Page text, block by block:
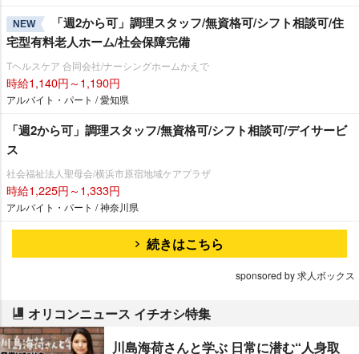
NEW
「週2から可」調理スタッフ/無資格可/シフト相談可/住
宅型有料老人ホーム/社会保障完備
Tヘルスケア 合同会社/ナーシングホームかえで
時給1,140円～1,190円
アルバイト・パート / 愛知県
「週2から可」調理スタッフ/無資格可/シフト相談可/デイサービ
ス
社会福祉法人聖母会/横浜市原宿地域ケアプラザ
時給1,225円～1,333円
アルバイト・パート / 神奈川県
続きはこちら
sponsored by 求人ボックス
オリコンニュース イチオシ特集
川島海荷さんと学ぶ 日常に潜む“人身取